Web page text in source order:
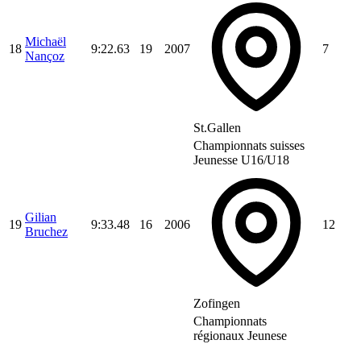
18
Michaël
Nançoz
9:22.63 19 2007
St.Gallen
7
19
Gilian
Bruchez
9:33.48 16 2006
Championnats suisses
Jeunesse U16/U18
Zofingen
12
Championnats
régionaux Jeunese